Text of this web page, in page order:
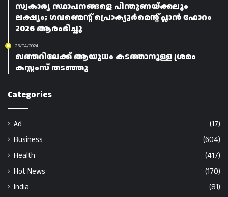
സ്വകാര്യ സ്ഥാപനങ്ങളെ പിന്തുണയ്ക്കലും
ലക്ഷ്യം; ഗവണ്മെന്റ് പ്രൊക്യുർമെന്റ് പ്ലാൻ ഫോറം
2026 ആരംഭിച്ചു
25/04/2024
ഖത്തറിലേക്ക് ആയുധം കടത്താനുള്ള ശ്രമം
കസ്റ്റംസ് തടഞ്ഞു
Categories
Ad
(17)
Business
(604)
Health
(417)
Hot News
(170)
India
(81)